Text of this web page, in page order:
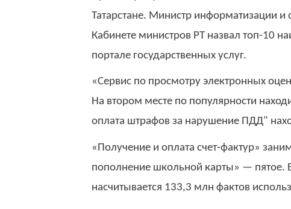
Татарстане. Министр информатизации
Кабинете министров РТ назвал топ-10
портале государственных услуг.
«Сервис по просмотру электронных
На втором месте по популярности
оплата штрафов за нарушение ПДД"
«Получение и оплата счет-фактур»
пополнение школьной карты» — пятое.
насчитывается 133,3 млн фактов